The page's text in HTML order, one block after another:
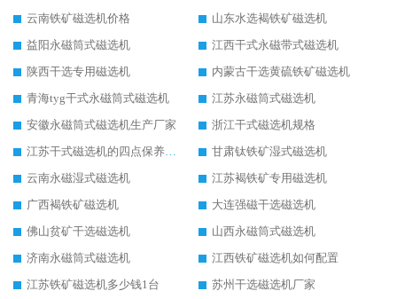
云南铁矿磁选机价格
山东水选褐铁矿磁选机
益阳永磁筒式磁选机
江西干式永磁带式磁选机
陕西干选专用磁选机
内蒙古干选黄硫铁矿磁选机
青海tyg干式永磁筒式磁选机
江苏永磁筒式磁选机
安徽永磁筒式磁选机生产厂家
浙江干式磁选机规格
江苏干式磁选机的四点保养秘籍
甘肃钛铁矿湿式磁选机
云南永磁湿式磁选机
江苏褐铁矿专用磁选机
广西褐铁矿磁选机
大连强磁干选磁选机
佛山贫矿干选磁选机
山西永磁筒式磁选机
济南永磁筒式磁选机
江西铁矿磁选机如何配置
江苏铁矿磁选机多少钱1台
苏州干选磁选机厂家